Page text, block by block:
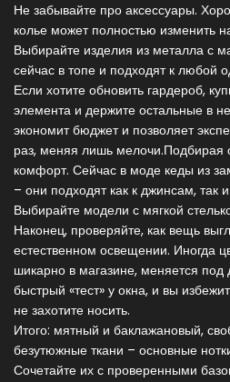
Не забывайте про аксессуары.
колье может полностью изменить
Выбирайте изделия из металла с
сейчас в топе и подходят к любой
Если хотите обновить гардероб,
элемента и держите остальные в
экономит бюджет и позволяет
раз, меняя лишь мелочи.Подбирая
комфорт. Сейчас в моде кеды из
– они подходят как к джинсам, так
Выбирайте модели с мягкой
Наконец, проверяйте, как вещь
естественном освещении. Иногда
шикарно в магазине, меняется
быстрый «тест» у окна, и вы
не захотите носить.
Итого: мятный и баклажановый,
безутюжные ткани – основные
Сочетайте их с проверенными